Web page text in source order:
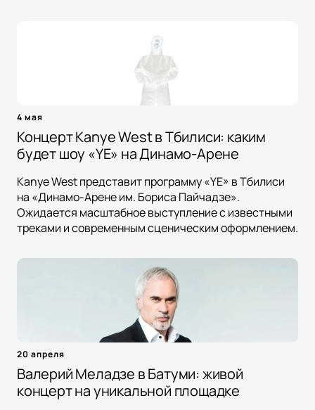
4 мая
Концерт Kanye West в Тбилиси: каким
будет шоу «YE» на Динамо-Арене
Kanye West представит программу «YE» в Тбилиси
на «Динамо-Арене им. Бориса Пайчадзе».
Ожидается масштабное выступление с известными
треками и современным сценическим оформлением.
20 апреля
Валерий Меладзе в Батуми: живой
концерт на уникальной площадке